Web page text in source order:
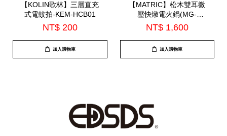
【KOLIN歌林】三層直充
式電蚊拍-KEM-HCB01
NT$ 200
加入購物車
【MATRIC】松木雙耳微
壓快燉電火鍋(MG-
EH0511)
NT$ 1,600
加入購物車